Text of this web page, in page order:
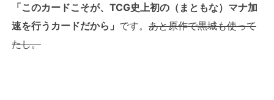
「このカードこそが、TCG史上初の（まともな）マナ加
速を行うカードだから」 です。 あと原作で黒城も使って
たし。